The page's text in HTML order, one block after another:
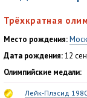
Трёхкратная
Место рождения:
Дата рождения:12
Олимпийские медали:
Лейк-Плэсид